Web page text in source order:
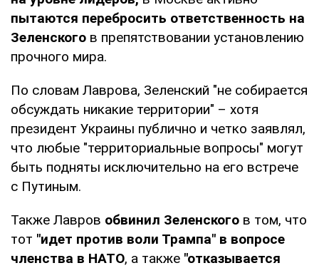
пытаются перебросить ответственность на
Зеленского в препятствовании установлению
прочного мира.
По словам Лаврова, Зеленский "не собирается
обсуждать никакие территории" – хотя
президент Украины публично и четко заявлял,
что любые "территориальные вопросы" могут
быть подняты исключительно на его встрече
с Путиным.
Также Лавров обвинил Зеленского в том, что
тот "идет против воли Трампа" в вопросе
членства в НАТО, а также "отказывается